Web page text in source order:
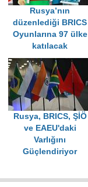
Rusya’nın
düzenlediği BRICS
Oyunlarına 97 ülke
katılacak
Rusya, BRICS, ŞİÖ
ve EAEU'daki
Varlığını
Güçlendiriyor